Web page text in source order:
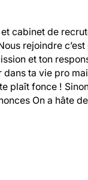
cabinet de
rejoindre
et ton
ta vie pro
plaît fonce !
On a hâte